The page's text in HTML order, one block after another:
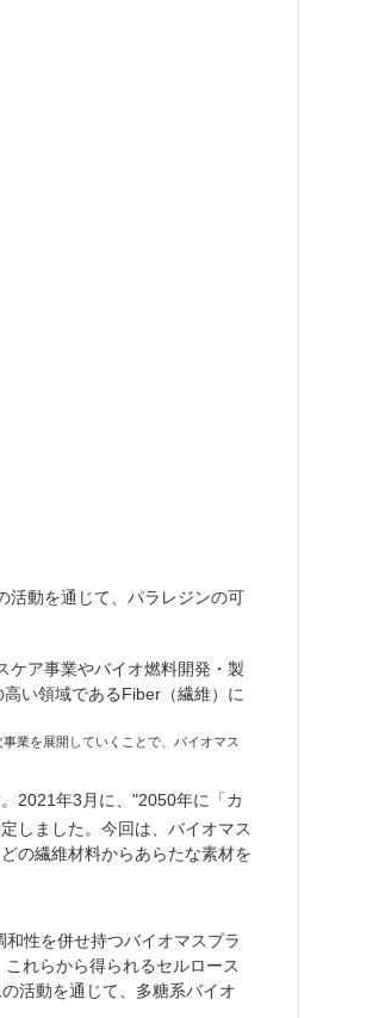
活動を通じて、パラレジンの可
ケア事業やバイオ燃料開発・製
い領域であるFiber（繊維）に
業を展開していくことで、バイオマス
2021年3月に、"2050年に「カ
しました。今回は、バイオマス
の繊維材料からあらたな素材を
性を併せ持つバイオマスプラ
れらから得られるセルロース
活動を通じて、多糖系バイオ